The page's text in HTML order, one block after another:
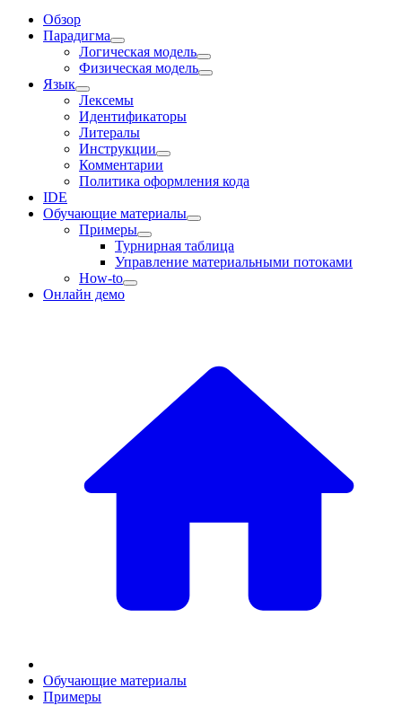
Обзор
Парадигма
Логическая модель
Физическая модель
Язык
Лексемы
Идентификаторы
Литералы
Инструкции
Комментарии
Политика оформления кода
IDE
Обучающие материалы
Примеры
Турнирная таблица
Управление материальными потоками
How-to
Онлайн демо
Обучающие материалы
Примеры